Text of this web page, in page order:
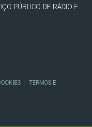
PÚBLICO DE RÁDIO E
TERMOS E